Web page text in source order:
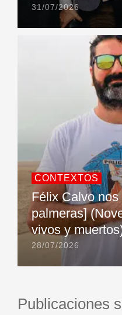
31/07/2026
CONTEXTOS
Félix Calvo
palmeras]
vivos y
28/07/2026
Publicaciones